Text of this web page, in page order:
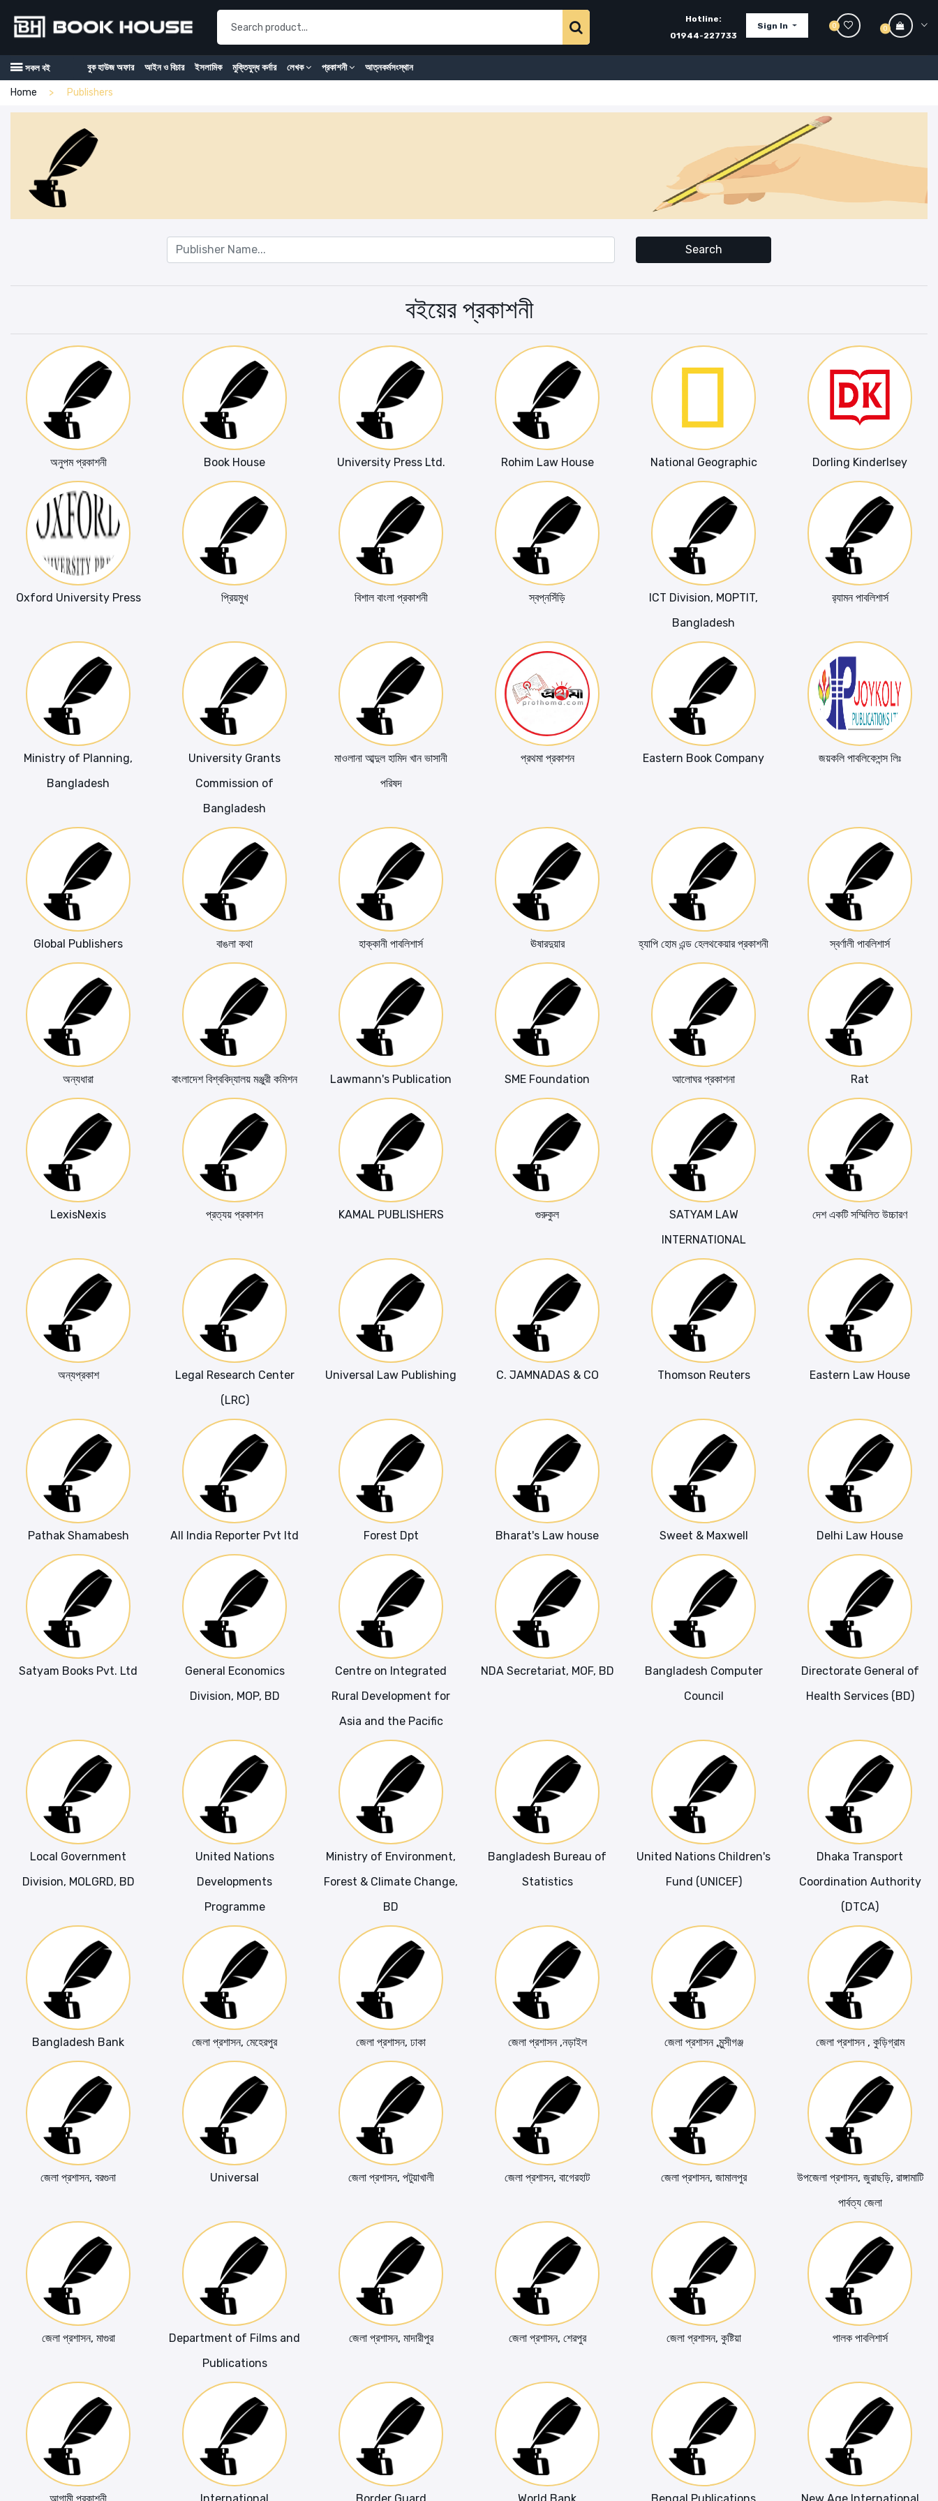
Hotline:
01944-227733
Sign In 0 0
সকল বই বুক হাউজ অফার আইন ও বিচার ইসলামিক মুক্তিযুদ্ধ কর্নার লেখক প্রকাশনী আত্নকর্মসংস্থান
Home Publishers
Search
বইয়ের প্রকাশনী
অনুপম প্রকাশনী Book House University Press Ltd. Rohim Law House National Geographic Dorling Kinderlsey
Oxford University Press প্রিয়মুখ বিশাল বাংলা প্রকাশনী স্বপ্নসিঁড়ি
ICT Division, MOPTIT,
Bangladesh
র‍্যামন পাবলিশার্স
Ministry of Planning,
Bangladesh
University Grants
Commission of
Bangladesh
মাওলানা আব্দুল হামিদ খান ভাসানী
পরিষদ
প্রথমা প্রকাশন Eastern Book Company জয়কলি পাবলিকেশন্স লিঃ
Global Publishers বাঙলা কথা হাক্কানী পাবলিশার্স ঊষারদুয়ার হ্যাপি হোম এন্ড হেলথকেয়ার প্রকাশনী স্বর্ণালী পাবলিশার্স
অন্যধারা বাংলাদেশ বিশ্ববিদ্যালয় মঞ্জুরী কমিশন Lawmann's Publication SME Foundation আলোঘর প্রকাশনা Rat
LexisNexis প্রত্যয় প্রকাশন KAMAL PUBLISHERS গুরুকুল
SATYAM LAW
INTERNATIONAL
দেশ একটি সম্মিলিত উচ্চারণ
অন্যপ্রকাশ
Legal Research Center
(LRC)
Universal Law Publishing C. JAMNADAS & CO Thomson Reuters Eastern Law House
Pathak Shamabesh All India Reporter Pvt ltd Forest Dpt Bharat's Law house Sweet & Maxwell Delhi Law House
Satyam Books Pvt. Ltd
General Economics
Division, MOP, BD
Centre on Integrated
Rural Development for
Asia and the Pacific
NDA Secretariat, MOF, BD
Bangladesh Computer
Council
Directorate General of
Health Services (BD)
Local Government
Division, MOLGRD, BD
United Nations
Developments
Programme
Ministry of Environment,
Forest & Climate Change,
BD
Bangladesh Bureau of
Statistics
United Nations Children's
Fund (UNICEF)
Dhaka Transport
Coordination Authority
(DTCA)
Bangladesh Bank জেলা প্রশাসন, মেহেরপুর জেলা প্রশাসন, ঢাকা জেলা প্রশাসন ,নড়াইল জেলা প্রশাসন ,মুন্সীগঞ্জ জেলা প্রশাসন , কুড়িগ্রাম
জেলা প্রশাসন, বরগুনা Universal জেলা প্রশাসন, পটুয়াখালী জেলা প্রশাসন, বাগেরহাট জেলা প্রশাসন, জামালপুর
উপজেলা প্রশাসন, জুরাছড়ি, রাঙ্গামাটি
পার্বত্য জেলা
জেলা প্রশাসন, মাগুরা
Department of Films and
Publications
জেলা প্রশাসন, মাদারীপুর জেলা প্রশাসন, শেরপুর জেলা প্রশাসন, কুষ্টিয়া পালক পাবলিশার্স